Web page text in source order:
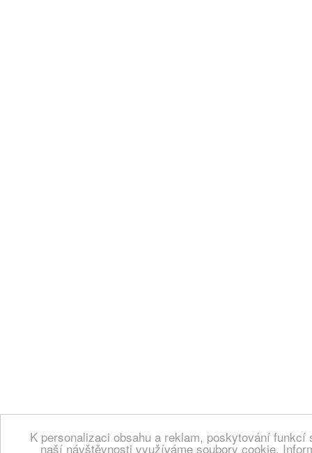
K personalizaci obsahu a reklam, poskytování
naší návštěvnosti využíváme soubory cookie.